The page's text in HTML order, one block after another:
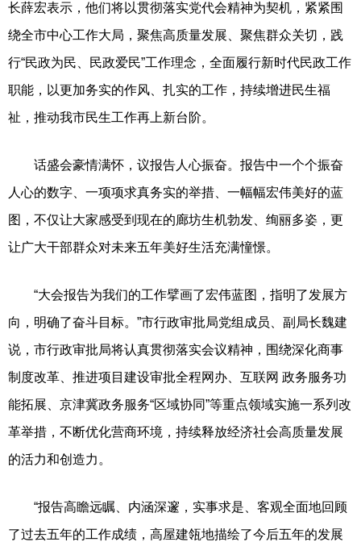
长薛宏表示，他们将以贯彻落实党代会精神为契机，紧紧围
绕全市中心工作大局，聚焦高质量发展、聚焦群众关切，践
行“民政为民、民政爱民”工作理念，全面履行新时代民政工作
职能，以更加务实的作风、扎实的工作，持续增进民生福
祉，推动我市民生工作再上新台阶。
话盛会豪情满怀，议报告人心振奋。报告中一个个振奋
人心的数字、一项项求真务实的举措、一幅幅宏伟美好的蓝
图，不仅让大家感受到现在的廊坊生机勃发、绚丽多姿，更
让广大干部群众对未来五年美好生活充满憧憬。
“大会报告为我们的工作擘画了宏伟蓝图，指明了发展方
向，明确了奋斗目标。”市行政审批局党组成员、副局长魏建
说，市行政审批局将认真贯彻落实会议精神，围绕深化商事
制度改革、推进项目建设审批全程网办、互联网 政务服务功
能拓展、京津冀政务服务“区域协同”等重点领域实施一系列改
革举措，不断优化营商环境，持续释放经济社会高质量发展
的活力和创造力。
“报告高瞻远瞩、内涵深邃，实事求是、客观全面地回顾
了过去五年的工作成绩，高屋建瓴地描绘了今后五年的发展